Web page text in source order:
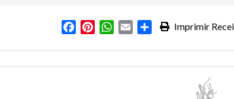
Imprimir
FacebookPinterestWhatsApp
Email Partilhar